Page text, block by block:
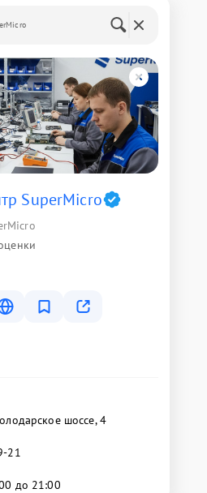
SuperMicro
шоссе, 4
21
до 21:00